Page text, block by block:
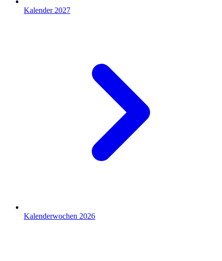
Kalender 2027
Kalenderwochen 2026